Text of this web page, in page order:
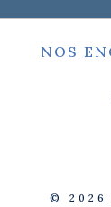
NOS
© 2026